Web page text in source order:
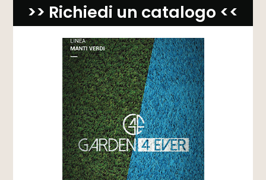
>> Richiedi un catalogo <<